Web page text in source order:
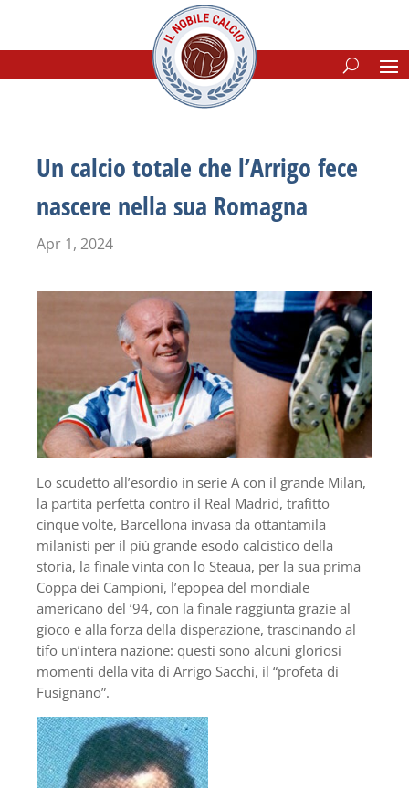
Un calcio totale che l’Arrigo fece
nascere nella sua Romagna
Apr 1, 2024
Lo scudetto all’esordio in serie A con il grande Milan,
la partita perfetta contro il Real Madrid, trafitto
cinque volte, Barcellona invasa da ottantamila
milanisti per il più grande esodo calcistico della
storia, la finale vinta con lo Steaua, per la sua prima
Coppa dei Campioni, l’epopea del mondiale
americano del ʼ94, con la finale raggiunta grazie al
gioco e alla forza della disperazione, trascinando al
tifo un’intera nazione: questi sono alcuni gloriosi
momenti della vita di Arrigo Sacchi, il “profeta di
Fusignano”.